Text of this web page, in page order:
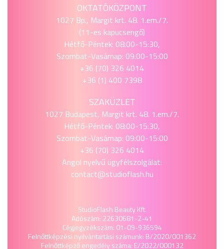
OKTATÓKÖZPONT
1027 Bp., Margit krt. 48. 1.em./7.
(11-es kapucsengő)
Hétfő-Péntek: 08:00-15:30,
Szombat-Vasárnap: 09:00-15:00
+36 (70) 326 4014
+36 (1) 400 7398
SZAKÜZLET
1027 Budapest, Margit krt. 48. 1.em./7.
Hétfő-Péntek: 08:00-15:30,
Szombat-Vasárnap: 09:00-15:00
+36 (70) 326 4014
Angol nyelvű ügyfélszolgálat:
contact@studioflash.hu
StudioFlash Beauty Kft.
Adószám: 22630681-2-41
Cégjegyzékszám: 01-09-936594
Felnőttképzési nyilvántartási számunk: B/2020/001362
Felnőttképző engedély száma: E/2022/000132